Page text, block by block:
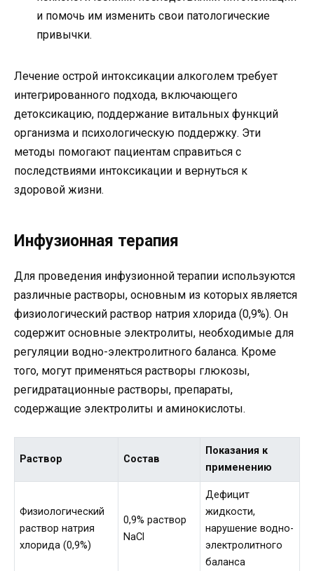
и помочь им изменить свои патологические
привычки.
Лечение острой интоксикации алкоголем требует
интегрированного подхода, включающего
детоксикацию, поддержание витальных функций
организма и психологическую поддержку. Эти
методы помогают пациентам справиться с
последствиями интоксикации и вернуться к
здоровой жизни.
Инфузионная терапия
Для проведения инфузионной терапии используются
различные растворы, основным из которых является
физиологический раствор натрия хлорида (0,9%). Он
содержит основные электролиты, необходимые для
регуляции водно-электролитного баланса. Кроме
того, могут применяться растворы глюкозы,
регидратационные растворы, препараты,
содержащие электролиты и аминокислоты.
Раствор Состав
Показания к
применению
Физиологический
раствор натрия
хлорида (0,9%)
0,9% раствор
NaCl
Дефицит
жидкости,
нарушение водно-
электролитного
баланса